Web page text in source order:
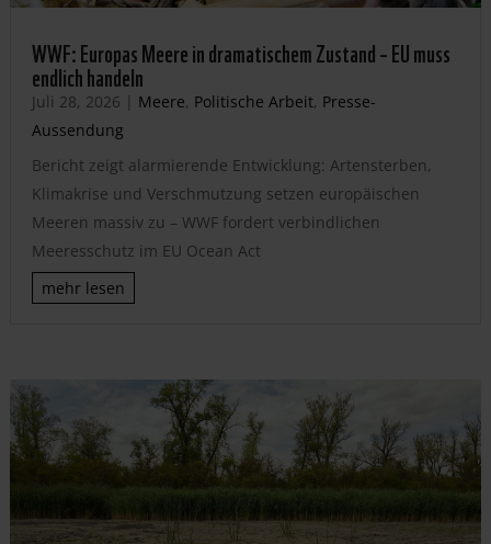
WWF: Europas Meere in dramatischem Zustand – EU muss
endlich handeln
Juli 28, 2026 | Meere, Politische Arbeit, Presse-
Aussendung
Bericht zeigt alarmierende Entwicklung: Artensterben,
Klimakrise und Verschmutzung setzen europäischen
Meeren massiv zu – WWF fordert verbindlichen
Meeresschutz im EU Ocean Act
mehr lesen